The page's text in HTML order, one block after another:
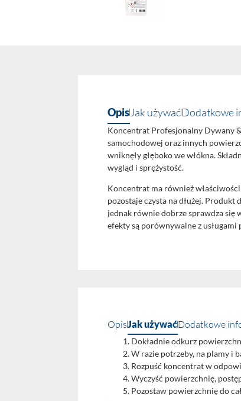
OpisJak używaćDodatkowe
Koncentrat Profesjonalny Dywany
samochodowej oraz innych
wniknęły głęboko we włókna.
wygląd i sprężystość.
Koncentrat ma również
pozostaje czysta na dłużej.
jednak równie dobrze sprawdza się
efekty są porównywalne z
Opis Jak używaćDodatkowe
Dokładnie odkurz
W razie potrzeby, na plamy i
Rozpuść koncentrat w
Wyczyść powierzchnię,
Pozostaw powierzchnię do